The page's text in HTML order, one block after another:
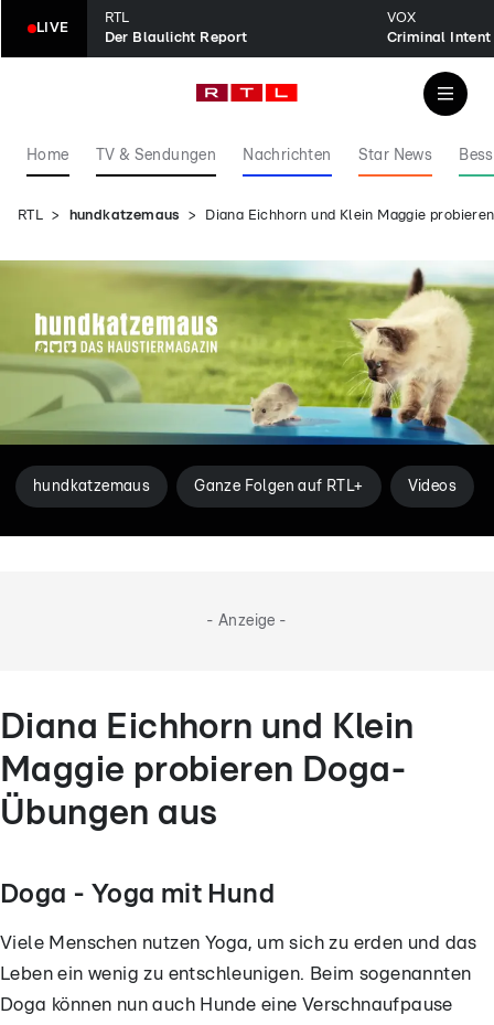
LIVE
RTL
Der Blaulicht Report
VOX
Home TV & Sendungen Nachrichten Star News
RTL hundkatzemaus Diana Eichhorn und Klein Maggie
hundkatzemaus Ganze Folgen auf RTL+ Videos
- Anzeige -
Diana Eichhorn und Klein
Maggie probieren Doga-
Übungen aus
Doga - Yoga mit Hund
Viele Menschen nutzen Yoga, um sich zu erden und das
Leben ein wenig zu entschleunigen. Beim sogenannten
Doga können nun auch Hunde eine Verschnaufpause